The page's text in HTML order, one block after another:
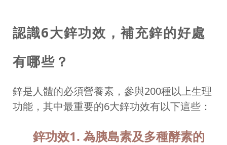
認識6大鋅功效，補充鋅的好處
有哪些？
鋅是人體的必須營養素，參與200種以上生理
功能，其中最重要的6大鋅功效有以下這些：
鋅功效1. 為胰島素及多種酵素的